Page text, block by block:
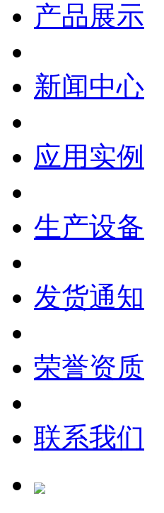
产品展示
新闻中心
应用实例
生产设备
发货通知
荣誉资质
联系我们